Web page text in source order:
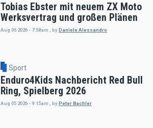
Tobias Ebster mit neuem ZX Moto
Werksvertrag und großen Plänen
Aug 06 2026 - 7:58am byDaniele Alessandro
Sport
Enduro4Kids Nachbericht Red Bull
Ring, Spielberg 2026
Aug 05 2026 - 9:15am byPeter Bachler